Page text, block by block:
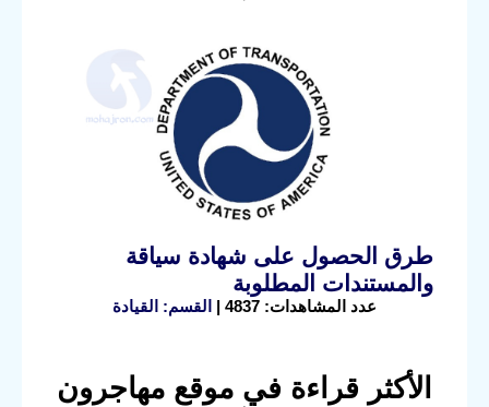
طرق الحصول على شهادة سياقة
والمستندات المطلوبة
عدد المشاهدات: 4837 | القسم: القيادة
الأكثر قراءة في موقع مهاجرون